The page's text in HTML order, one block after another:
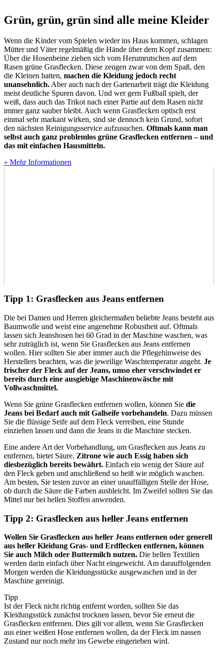
Grün, grün, grün sind alle meine Kleider
Wenn die Kinder vom Spielen wieder ins Haus kommen, schlagen
Mütter und Väter regelmäßig die Hände über dem Kopf zusammen:
Über die Hosenbeine ziehen sich vom Herumrutschen auf dem
Rasen grüne Grasflecken. Diese zeugen zwar von dem Spaß, den
die Kleinen hatten, machen die Kleidung jedoch recht
unansehnlich. Aber auch nach der Gartenarbeit trägt die Kleidung
meist deutliche Spuren davon. Und wer gern Fußball spielt, der
weiß, dass auch das Trikot nach einer Partie auf dem Rasen nicht
immer ganz sauber bleibt. Auch wenn Grasflecken optisch erst
einmal sehr markant wirken, sind sie dennoch kein Grund, sofort
den nächsten Reinigungsservice aufzusuchen. Oftmals kann man
selbst auch ganz problemlos grüne Grasflecken entfernen – und
das mit einfachen Hausmitteln.
» Mehr Informationen
Tipp 1: Grasflecken aus Jeans entfernen
Die bei Damen und Herren gleichermaßen beliebte Jeans besteht aus
Baumwolle und weist eine angenehme Robustheit auf. Oftmals
lassen sich Jeanshosen bei 60 Grad in der Maschine waschen, was
sehr zuträglich ist, wenn Sie Grasflecken aus Jeans entfernen
wollen. Hier sollten Sie aber immer auch die Pflegehinweise des
Herstellers beachten, was die jeweilige Waschtemperatur angeht. Je
frischer der Fleck auf der Jeans, umso eher verschwindet er
bereits durch eine ausgiebige Maschinenwäsche mit
Vollwaschmittel.
Wenn Sie grüne Grasflecken entfernen wollen, können Sie die
Jeans bei Bedarf auch mit Gallseife vorbehandeln. Dazu müssen
Sie die flüssige Seife auf dem Fleck verreiben, eine Stunde
einziehen lassen und dann die Jeans in die Maschine stecken.
Eine andere Art der Vorbehandlung, um Grasflecken aus Jeans zu
entfernen, bietet Säure. Zitrone wie auch Essig haben sich
diesbezüglich bereits bewährt. Einfach ein wenig der Säure auf
den Fleck geben und anschließend so heiß wie möglich waschen.
Am besten, Sie testen zuvor an einer unauffälligen Stelle der Hose,
ob durch die Säure die Farben ausbleicht. Im Zweifel sollten Sie das
Mittel nur bei hellen Stoffen anwenden.
Tipp 2: Grasflecken aus heller Jeans entfernen
Wollen Sie Grasflecken aus heller Jeans entfernen oder generell
aus heller Kleidung Gras- und Erdflecken entfernen, können
Sie auch Milch oder Buttermilch nutzen. Die hellen Textilien
werden darin einfach über Nacht eingeweicht. Am darauffolgenden
Morgen werden die Kleidungsstücke ausgewaschen und in der
Maschine gereinigt.
Tipp
Ist der Fleck nicht richtig entfernt worden, sollten Sie das
Kleidungsstück zunächst trocknen lassen, bevor Sie erneut die
Grasflecken entfernen. Dies gilt vor allem, wenn Sie Grasflecken
aus einer weißen Hose entfernen wollen, da der Fleck im nassen
Zustand nur noch mehr ins Gewebe eingerieben wird.